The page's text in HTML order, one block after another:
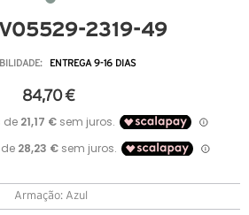
2319-49
ENTREGA 9-16 DIAS
84,70 €
Armação: Azul